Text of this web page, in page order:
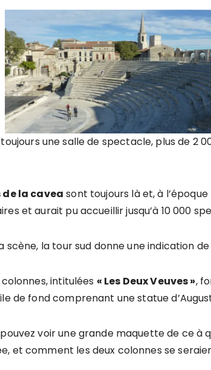
une salle de spectacle, plus de 2
la cavea sont toujours là et, à
et aurait pu accueillir jusqu’à 10 000
scène, la tour sud donne une indication
intitulées « Les Deux Veuves »,
de fond comprenant une statue
pouvez voir une grande maquette de ce à
et comment les deux colonnes se